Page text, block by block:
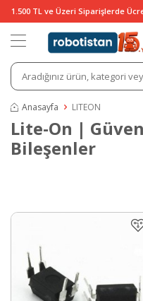
1.500 TL ve Üzeri Siparişlerde
Anasayfa LITEON
Lite-On |
Bileşenler